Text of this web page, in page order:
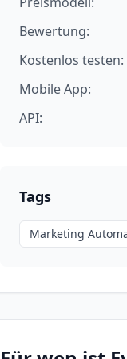
Bewertung:
Kostenlos testen:
Mobile App:
API:
Tags
Marketing